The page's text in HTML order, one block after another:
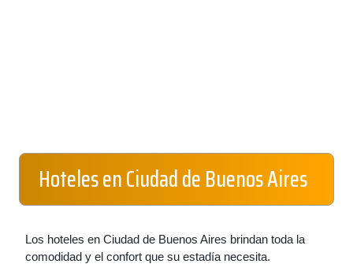
Hoteles en Ciudad de Buenos Aires
Los hoteles en Ciudad de Buenos Aires brindan toda la
comodidad y el confort que su estadía necesita.